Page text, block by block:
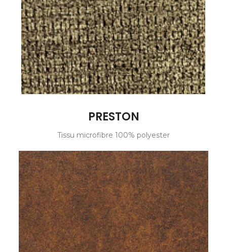
PRESTON
Tissu microfibre 100% polyester